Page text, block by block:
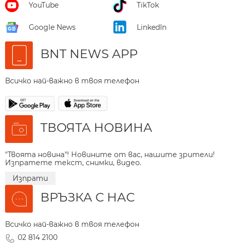
YouTube TikTok
Google News LinkedIn
BNT NEWS APP
Всичко най-важно в твоя телефон
ТВОЯТА НОВИНА
"Твоята новина"! Новините от вас, нашите зрители!
Изпратете текст, снимки, видео.
Изпрати
ВРЪЗКА С НАС
Всичко най-важно в твоя телефон
02 814 2100